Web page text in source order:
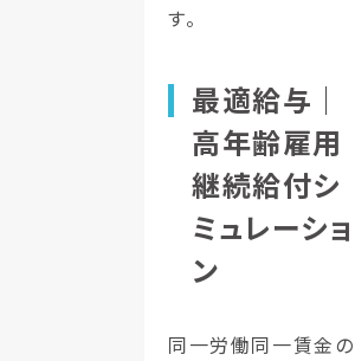
す。
最適給与｜
高年齢雇用
継続給付シ
ミュレーショ
ン
同一労働同一賃金の